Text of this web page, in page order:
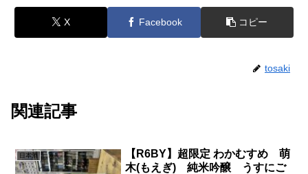
X Facebook コピー
tosaki
関連記事
日本酒
【R6BY】超限定 わかむすめ 萌
木(もえぎ) 純米吟醸 うすにご